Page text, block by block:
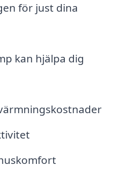
för just dina
kan hjälpa dig